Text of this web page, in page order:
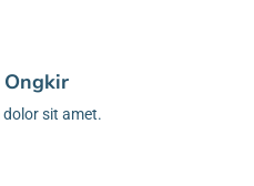
Ongkir
sit amet.